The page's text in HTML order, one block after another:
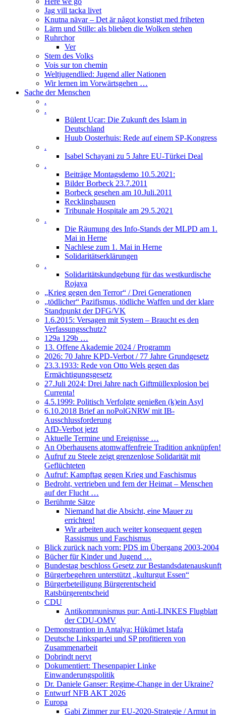
Jag vill tacka livet
Knutna nävar – Det är något konstigt med friheten
Lärm und Stille: als blieben die Wolken stehen
Ruhrchor
Ver
Stem des Volks
Vois sur ton chemin
Weltjugendlied: Jugend aller Nationen
Wir lernen im Vorwärtsgehen …
Sache der Menschen
.
.
Bülent Ucar: Die Zukunft des Islam in
Deutschland
Huub Oosterhuis: Rede auf einem SP-Kongress
.
Isabel Schayani zu 5 Jahre EU-Türkei Deal
.
Beiträge Montagsdemo 10.5.2021:
Bilder Borbeck 23.7.2011
Borbeck gesehen am 10.Juli.2011
Recklinghausen
Tribunale Hospitale am 29.5.2021
.
Die Räumung des Info-Stands der MLPD am 1.
Mai in Herne
Nachlese zum 1. Mai in Herne
Solidaritätserklärungen
.
Solidaritätskundgebung für das westkurdische
Rojava
„Krieg gegen den Terror“ / Drei Generationen
„tödlicher“ Pazifismus, tödliche Waffen und der klare
Standpunkt der DFG/VK
1.6.2015: Versagen mit System – Braucht es den
Verfassungsschutz?
129a 129b …
13. Offene Akademie 2024 / Programm
2026: 70 Jahre KPD-Verbot / 77 Jahre Grundgesetz
23.3.1933: Rede von Otto Wels gegen das
Ermächtigungsgesetz
27.Juli 2024: Drei Jahre nach Giftmüllexplosion bei
Currenta!
4.5.1999: Politisch Verfolgte genießen (k)ein Asyl
6.10.2018 Brief an noPolGNRW mit IB-
Ausschlussforderung
AfD-Verbot jetzt
Aktuelle Termine und Ereignisse …
An Oberhausens atomwaffenfreie Tradition anknüpfen!
Aufruf zu Steele zeigt grenzenlose Solidarität mit
Geflüchteten
Aufruf: Kampftag gegen Krieg und Faschismus
Bedroht, vertrieben und fern der Heimat – Menschen
auf der Flucht …
Berühmte Sätze
Niemand hat die Absicht, eine Mauer zu
errichten!
Wir arbeiten auch weiter konsequent gegen
Rassismus und Faschismus
Blick zurück nach vorn: PDS im Übergang 2003-2004
Bücher für Kinder und Jugend …
Bundestag beschloss Gesetz zur Bestandsdatenauskunft
Bürgerbegehren unterstützt „kulturgut Essen“
Bürgerbeteiligung Bürgerentscheid
Ratsbürgerentscheid
CDU
Antikommunismus pur: Anti-LINKES Flugblatt
der CDU-OMV
Demonstrantion in Antalya: Hükümet Istafa
Deutsche Linkspartei und SP profitieren von
Zusammenarbeit
Dobrindt nervt
Dokumentiert: Thesenpapier Linke
Einwanderungspolitik
Dr. Daniele Ganser: Regime-Change in der Ukraine?
Entwurf NFB AKT 2026
Europa
Gabi Zimmer zur EU-2020-Strategie / Armut in